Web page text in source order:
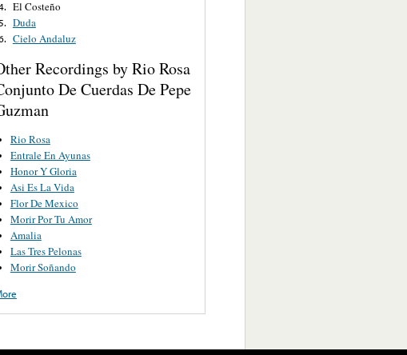
El Costeño
Duda
Cielo Andaluz
Recordings by Rio Rosa
De Cuerdas De Pepe
Rio Rosa
Entrale En Ayunas
Honor Y Gloria
Asi Es La Vida
Flor De Mexico
Morir Por Tu Amor
Amalia
Las Tres Pelonas
Morir Soñando